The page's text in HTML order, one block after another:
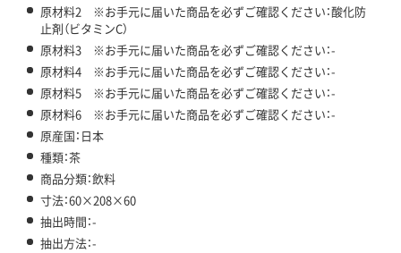
原材料2 ※お手元に届いた商品を必ずご確認ください：酸化防
止剤（ビタミンC）
原材料3 ※お手元に届いた商品を必ずご確認ください：-
原材料4 ※お手元に届いた商品を必ずご確認ください：-
原材料5 ※お手元に届いた商品を必ずご確認ください：-
原材料6 ※お手元に届いた商品を必ずご確認ください：-
原産国：日本
種類：茶
商品分類：飲料
寸法：60×208×60
抽出時間：-
抽出方法：-